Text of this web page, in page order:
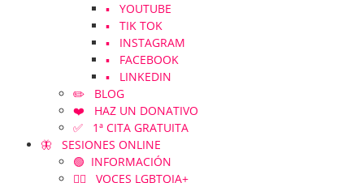
▪️ YOUTUBE
▪️ TIK TOK
▪️ INSTAGRAM
▪️ FACEBOOK
▪️ LINKEDIN
✏️ BLOG
❤️ HAZ UN DONATIVO
✅ 1ª CITA GRATUITA
🦋 SESIONES ONLINE
🟢 INFORMACIÓN
🏳️‍🌈 VOCES LGBTQIA+